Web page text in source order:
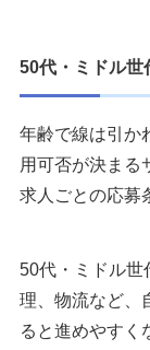
50代・ミドル世
年齢で線は引か
用可否が決まる
求人ごとの応募
50代・ミドル世
理、物流など、
ると進めやすく